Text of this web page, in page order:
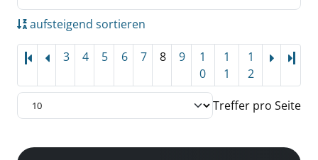
aufsteigend sortieren
3 4 5 6 7 8 9
1
0
1
1
1
2
Treffer pro Seite